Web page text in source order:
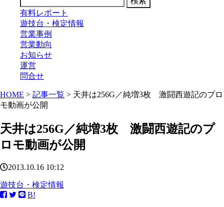
有料レポート
遊技台・検定情報
営業事例
営業動向
お知らせ
運営
問合せ
HOME > 記事一覧 > 天井は256G／純増3枚 激闘西遊記のプロ
モ動画が公開
天井は256G／純増3枚 激闘西遊記のプ
ロモ動画が公開
2013.10.16 10:12
遊技台・検定情報
B!